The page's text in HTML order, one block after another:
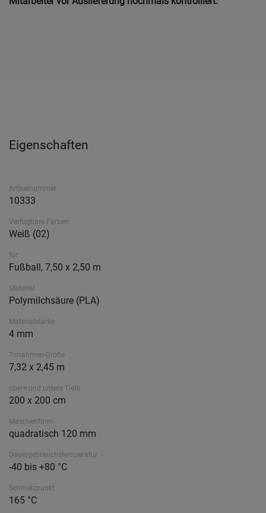
Eigenschaften
Artikelnummer
10333
Verfügbare Farben
Weiß (02)
für
Fußball, 7,50 x 2,50 m
Material
Polymilchsäure (PLA)
Materialstärke
4 mm
Torrahmen-Größe
7,32 x 2,45 m
obere und untere Tiefe
200 x 200 cm
Maschenform
quadratisch 120 mm
Dauergebrauchstemperatur
-40 bis +80 °C
Schmelzpunkt
165 °C